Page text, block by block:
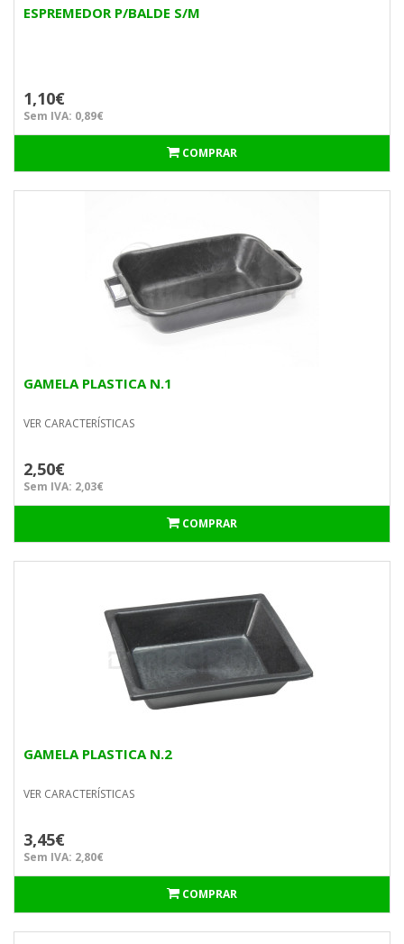
ESPREMEDOR P/BALDE S/M
1,10€
Sem IVA: 0,89€
COMPRAR
GAMELA PLASTICA N.1
VER CARACTERÍSTICAS
2,50€
Sem IVA: 2,03€
COMPRAR
GAMELA PLASTICA N.2
VER CARACTERÍSTICAS
3,45€
Sem IVA: 2,80€
COMPRAR